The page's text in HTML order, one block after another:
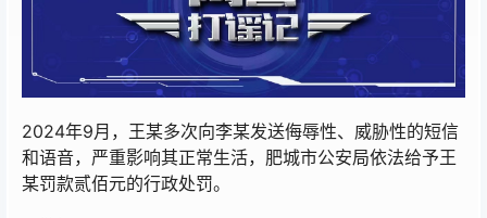
2024年9月，王某多次向李某发送侮辱性、威胁性的短信
和语音，严重影响其正常生活，肥城市公安局依法给予王
某罚款贰佰元的行政处罚。